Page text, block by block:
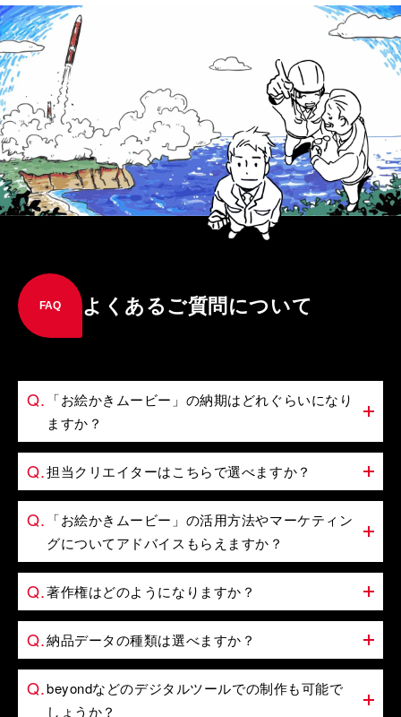
FAQ よくあるご質問について
「お絵かきムービー」の納期はどれぐらいになり
ますか？
担当クリエイターはこちらで選べますか？
「お絵かきムービー」の活用方法やマーケティン
グについてアドバイスもらえますか？
著作権はどのようになりますか？
納品データの種類は選べますか？
beyondなどのデジタルツールでの制作も可能で
しょうか？